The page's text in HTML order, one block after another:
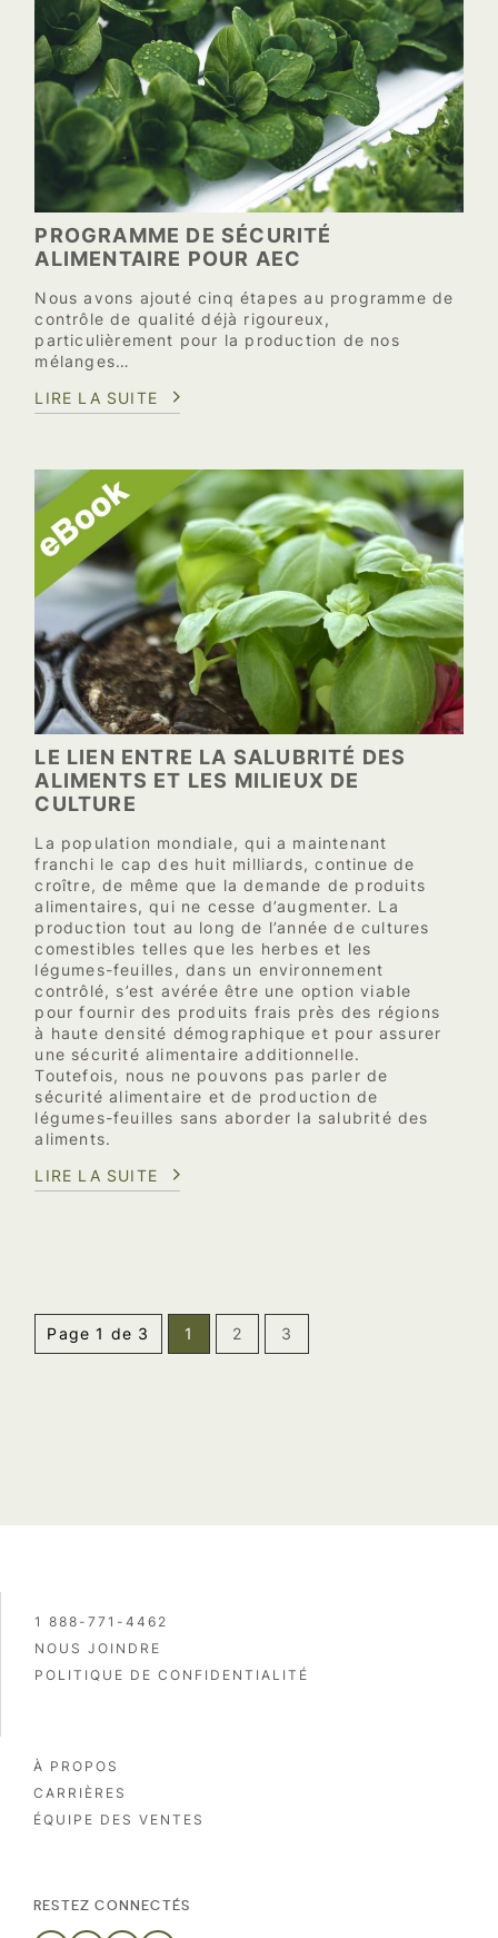
PROGRAMME DE SÉCURITÉ
ALIMENTAIRE POUR AEC
Nous avons ajouté cinq étapes au programme de
contrôle de qualité déjà rigoureux,
particulièrement pour la production de nos
mélanges…
LIRE LA SUITE
LE LIEN ENTRE LA SALUBRITÉ DES
ALIMENTS ET LES MILIEUX DE
CULTURE
La population mondiale, qui a maintenant
franchi le cap des huit milliards, continue de
croître, de même que la demande de produits
alimentaires, qui ne cesse d’augmenter. La
production tout au long de l’année de cultures
comestibles telles que les herbes et les
légumes-feuilles, dans un environnement
contrôlé, s’est avérée être une option viable
pour fournir des produits frais près des régions
à haute densité démographique et pour assurer
une sécurité alimentaire additionnelle.
Toutefois, nous ne pouvons pas parler de
sécurité alimentaire et de production de
légumes-feuilles sans aborder la salubrité des
aliments.
LIRE LA SUITE
Page 1 de 3 1 2 3
1 888-771-4462
NOUS JOINDRE
POLITIQUE DE CONFIDENTIALITÉ
À PROPOS
CARRIÈRES
ÉQUIPE DES VENTES
RESTEZ CONNECTÉS